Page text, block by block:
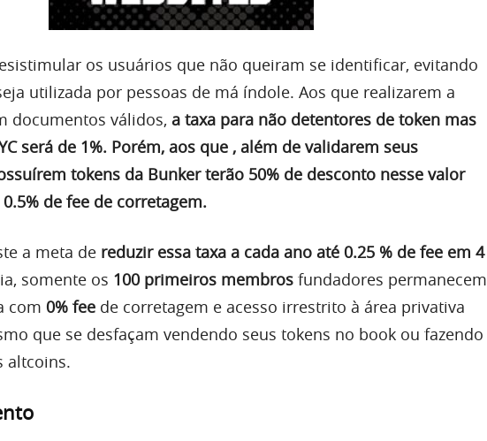
os usuários que não queiram se identificar, evitando
utilizada por pessoas de má índole. Aos que realizarem a
documentos válidos, a taxa para não detentores de token mas
será de 1%. Porém, aos que , além de validarem seus
tokens da Bunker terão 50% de desconto nesse valor
de fee de corretagem.
a meta de reduzir essa taxa a cada ano até 0.25 % de fee em 4
somente os 100 primeiros membros fundadores permanecem
com 0% fee de corretagem e acesso irrestrito à área privativa
que se desfaçam vendendo seus tokens no book ou fazendo
altcoins.